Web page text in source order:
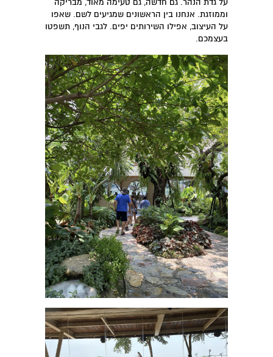
וממוזגת. אנחנו בין הראשונים שמגיעים לשם. שאפו
על העיצוב, אפילו השירותים יפים. לגבי הנוף, תשפטו
בעצמכם.